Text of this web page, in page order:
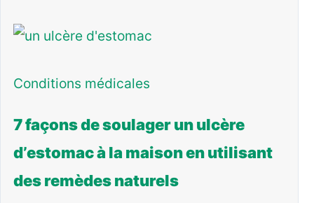
Conditions médicales
7 façons de soulager un ulcère
d’estomac à la maison en utilisant
des remèdes naturels